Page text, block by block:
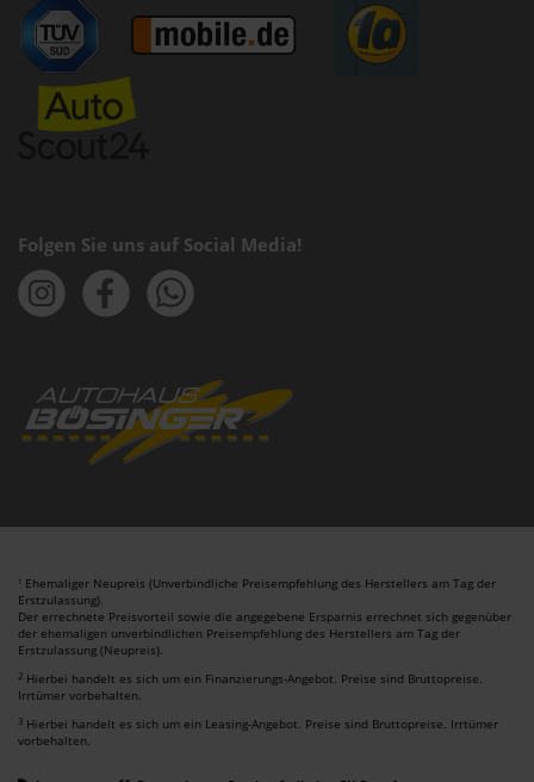
Folgen Sie uns auf Social Media!
1 Ehemaliger Neupreis (Unverbindliche Preisempfehlung des Herstellers am Tag der
Erstzulassung).
Der errechnete Preisvorteil sowie die angegebene Ersparnis errechnet sich gegenüber
der ehemaligen unverbindlichen Preisempfehlung des Herstellers am Tag der
Erstzulassung (Neupreis).
2 Hierbei handelt es sich um ein Finanzierungs-Angebot. Preise sind Bruttopreise.
Irrtümer vorbehalten.
3 Hierbei handelt es sich um ein Leasing-Angebot. Preise sind Bruttopreise. Irrtümer
vorbehalten.